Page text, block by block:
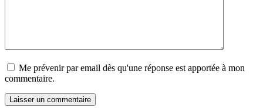
Me prévenir par email dès qu'une réponse est apportée à mon
commentaire.